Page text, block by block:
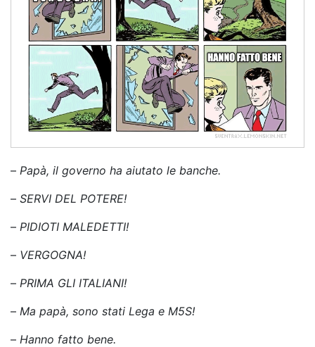
– Papà, il governo ha aiutato le banche.
– SERVI DEL POTERE!
– PIDIOTI MALEDETTI!
– VERGOGNA!
– PRIMA GLI ITALIANI!
– Ma papà, sono stati Lega e M5S!
– Hanno fatto bene.